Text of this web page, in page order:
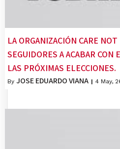
LA ORGANIZACIÓN CARE
SEGUIDORES A ACABAR
LAS PRÓXIMAS ELECCIONES.
By JOSE EDUARDO VIANA | 4 May,